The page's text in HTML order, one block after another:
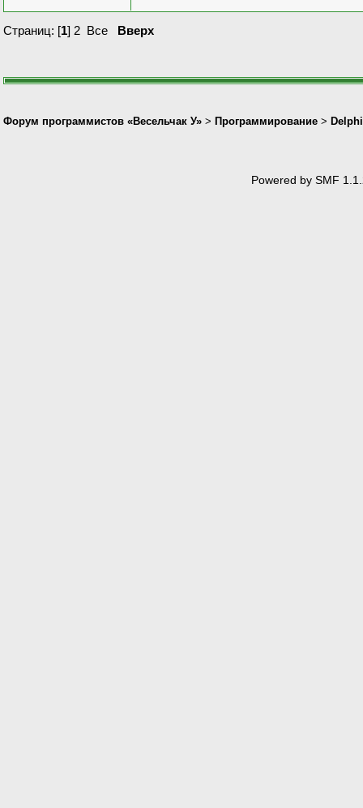
Страниц: [1] 2 Все Вверх
Форум программистов «Весельчак У» > Программирование > Delphi
Powered by SMF